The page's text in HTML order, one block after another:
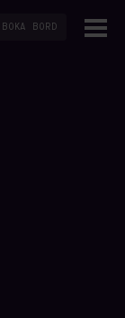
BOKA BORD